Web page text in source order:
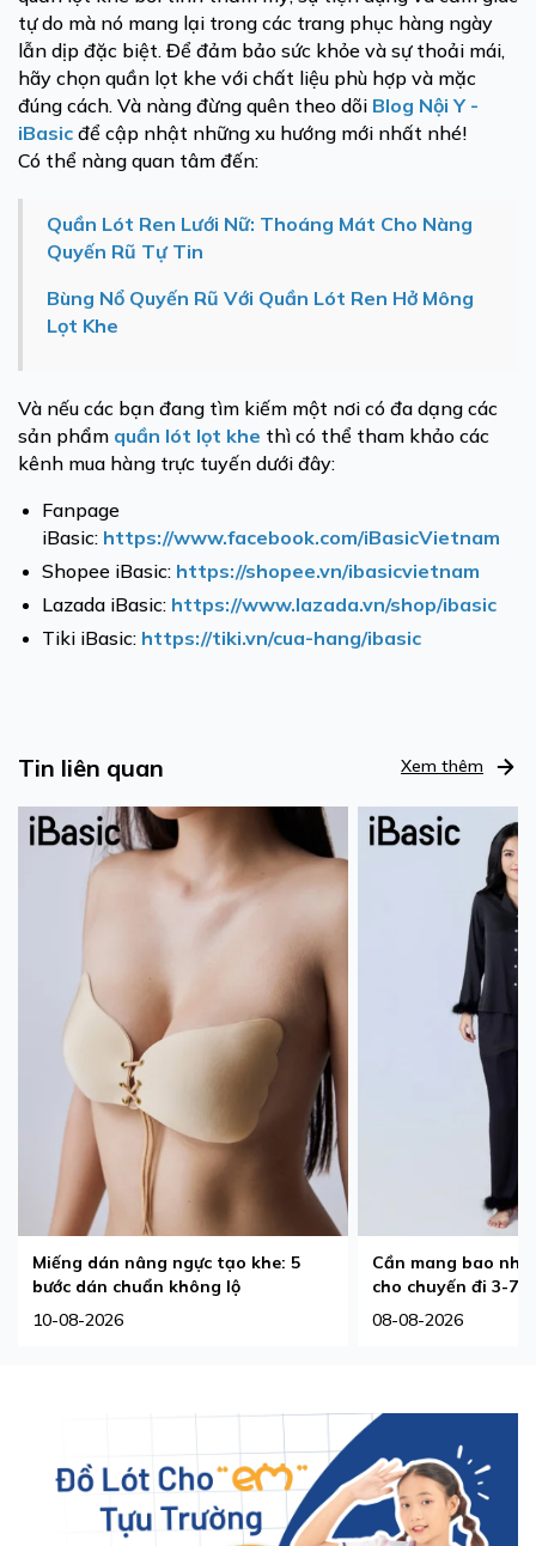
tự do mà nó mang lại trong các trang phục hàng ngày
lẫn dịp đặc biệt. Để đảm bảo sức khỏe và sự thoải mái,
hãy chọn quần lọt khe với chất liệu phù hợp và mặc
đúng cách. Và nàng đừng quên theo dõi Blog Nội Y -
iBasic để cập nhật những xu hướng mới nhất nhé!
Có thể nàng quan tâm đến:
Quần Lót Ren Lưới Nữ: Thoáng Mát Cho Nàng
Quyến Rũ Tự Tin
Bùng Nổ Quyến Rũ Với Quần Lót Ren Hở Mông
Lọt Khe
Và nếu các bạn đang tìm kiếm một nơi có đa dạng các
sản phẩm quần lót lọt khe thì có thể tham khảo các
kênh mua hàng trực tuyến dưới đây:
Fanpage
iBasic: https://www.facebook.com/iBasicVietnam
Shopee iBasic: https://shopee.vn/ibasicvietnam
Lazada iBasic: https://www.lazada.vn/shop/ibasic
Tiki iBasic: https://tiki.vn/cua-hang/ibasic
Tin liên quan Xem thêm
Miếng dán nâng ngực tạo khe: 5
bước dán chuẩn không lộ
10-08-2026
Cần mang bao
cho chuyến đi 3-7
08-08-2026